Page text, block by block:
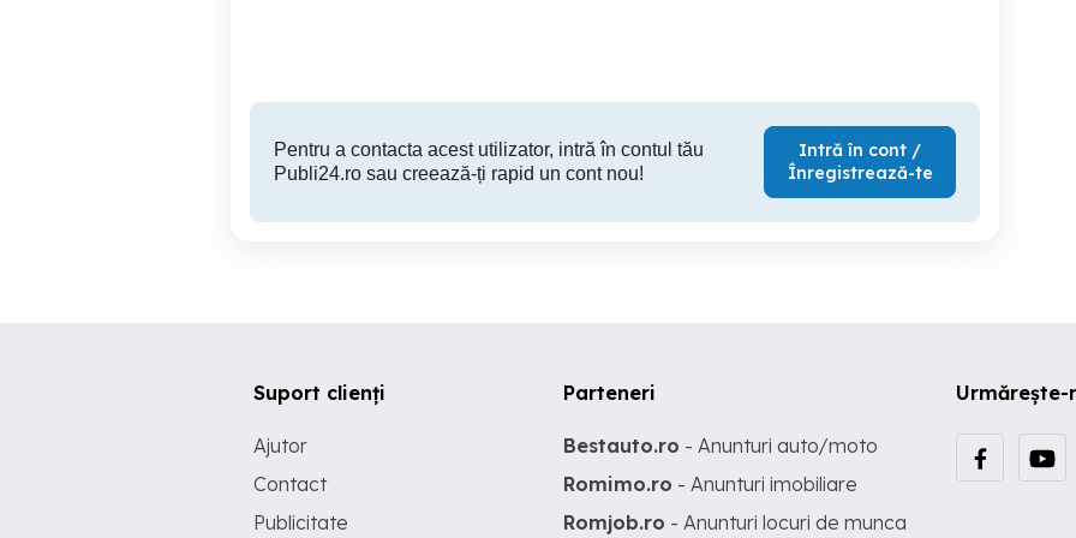
Pentru a contacta acest utilizator, intră în contul tău
Publi24.ro sau creează-ți rapid un cont nou!
Intră în cont /
Înregistrează-te
Urmărește-
Suport clienți
Ajutor
Contact
Publicitate
Parteneri
Bestauto.ro - Anunturi auto/moto
Romimo.ro - Anunturi imobiliare
Romjob.ro - Anunturi locuri de munca